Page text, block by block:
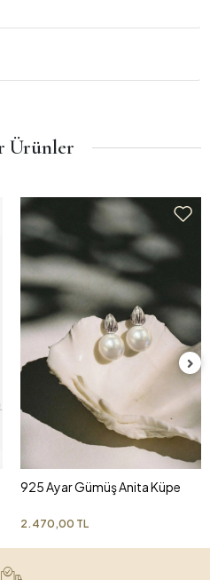
Ürünler
925 Ayar Gümüş Anita Küpe
2.470,00 TL